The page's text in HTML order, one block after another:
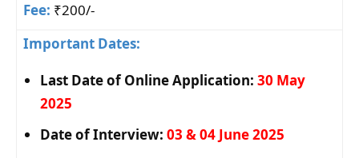
Fee: ₹200/-
Important Dates:
Last Date of Online Application: 30 May
2025
Date of Interview: 03 & 04 June 2025